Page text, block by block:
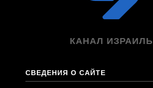
КАНАЛ ИЗРАИЛЬ
СВЕДЕНИЯ О САЙТЕ